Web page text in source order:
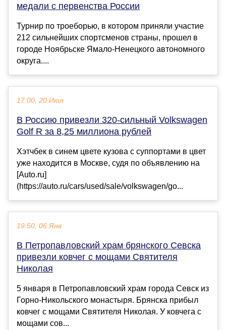
медали с первенства России
Турнир по троеборью, в котором приняли участие
212 сильнейших спортсменов страны, прошел в
городе Ноябрьске Ямало-Ненецкого автономного
округа....
17:00, 20 Июл
В Россию привезли 320-сильный Volkswagen
Golf R за 8,25 миллиона рублей
Хэтчбек в синем цвете кузова с суппортами в цвет
уже находится в Москве, судя по объявлению на
[Auto.ru]
(https://auto.ru/cars/used/sale/volkswagen/go...
19:50, 06 Янв
В Петропавловский храм брянского Севска
привезли ковчег с мощами Святителя
Николая
5 января в Петропавловский храм города Севск из
Горно-Никольского монастыря. Брянска прибыл
ковчег с мощами Святителя Николая. У ковчега с
мощами сов...